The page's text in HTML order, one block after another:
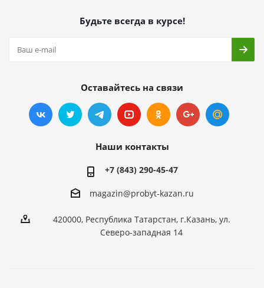
Будьте всегда в курсе!
Оставайтесь на связи
Наши контакты
+7 (843) 290-45-47
magazin@probyt-kazan.ru
420000, Республика Татарстан, г.Казань, ул.
Северо-западная 14